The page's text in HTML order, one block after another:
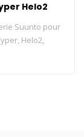
Helo2
ZoopSuunto pour
Helo2,
Zoop.